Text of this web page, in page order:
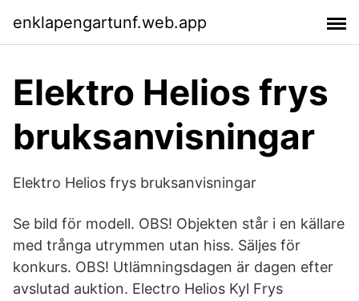
enklapengartunf.web.app
Elektro Helios frys
bruksanvisningar
Elektro Helios frys bruksanvisningar
Se bild för modell. OBS! Objekten står i en källare
med trånga utrymmen utan hiss. Säljes för
konkurs. OBS! Utlämningsdagen är dagen efter
avslutad auktion. Electro Helios Kyl Frys